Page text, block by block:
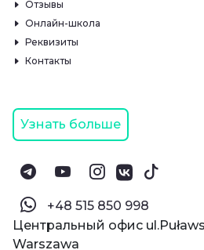
Отзывы
Онлайн-школа
Реквизиты
Контакты
Узнать больше
‪+48 515 850 998‬
Центральный офис
Warszawa